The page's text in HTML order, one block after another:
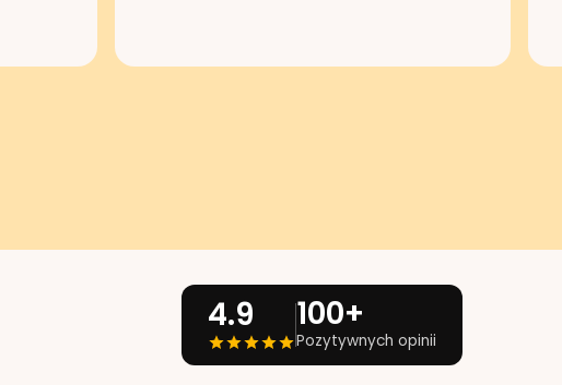
4.9 100+
Pozytywnych opinii